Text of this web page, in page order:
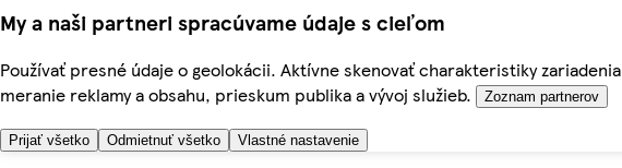
My a naši partneri spracúvame údaje s cieľom
Používať presné údaje o geolokácii. Aktívne skenovať charakteristiky
meranie reklamy a obsahu, prieskum publika a vývoj služieb.
Zoznam partnerov
Prijať všetko Odmietnuť všetko Vlastné nastavenie